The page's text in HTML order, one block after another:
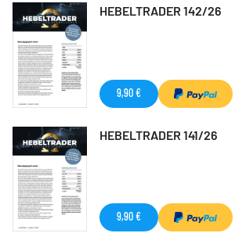
HEBELTRADER 142/26
9,90 €
HEBELTRADER 141/26
9,90 €